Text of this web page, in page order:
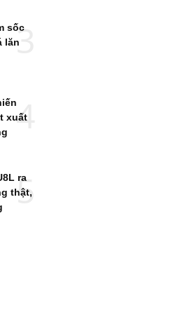
sốc
lăn
xuất
ra
thật,